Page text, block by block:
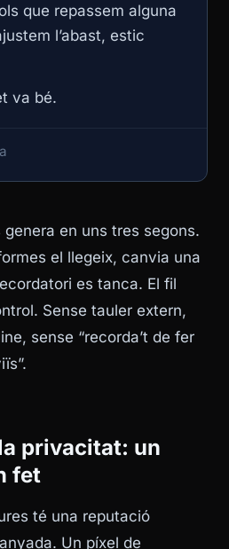
que repassem alguna
l’abast, estic
va bé.
en uns tres segons.
el llegeix, canvia una
es tanca. El fil
Sense tauler extern,
sense “recorda’t de fer
privacitat: un
fet
té una reputació
Un píxel de